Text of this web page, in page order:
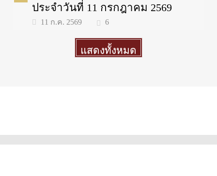
ประจำวันที่ 11 กรกฎาคม 2569
11 ก.ค. 2569 6
แสดงทั้งหมด